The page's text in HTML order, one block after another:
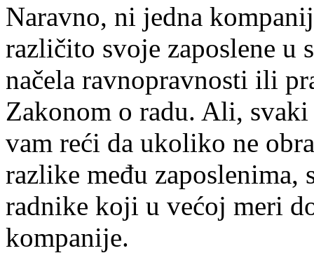
Naravno, ni jedna
različito svoje zaposlene
načela ravnopravnosti ili
Zakonom o radu. Ali, svaki
vam reći da ukoliko ne
razlike među zaposlenima,
radnike koji u većoj meri
kompanije.